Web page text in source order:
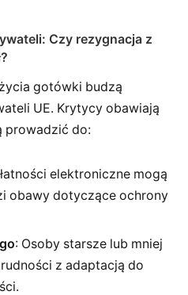
Czy rezygnacja z
gotówki budzą
UE. Krytycy obawiają
prowadzić do:
elektroniczne mogą
obawy dotyczące ochrony
: Osoby starsze lub mniej
z adaptacją do